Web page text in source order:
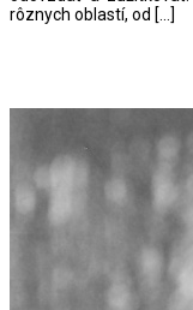
rôznych oblastí, od […]